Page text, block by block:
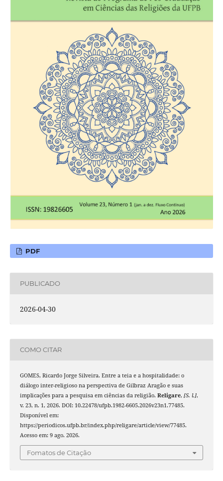
PDF
PUBLICADO
2026-04-30
COMO CITAR
GOMES, Ricardo Jorge Silveira. Entre a teia e a hospitalidade: o
diálogo inter-religioso na perspectiva de Gilbraz Aragão e suas
implicações para a pesquisa em ciências da religião. Religare, [S. l.],
v. 23, n. 1, 2026. DOI: 10.22478/ufpb.1982-6605.2026v23n1.77485.
Disponível em:
https://periodicos.ufpb.br/index.php/religare/article/view/77485.
Acesso em: 9 ago. 2026.
Fomatos de Citação